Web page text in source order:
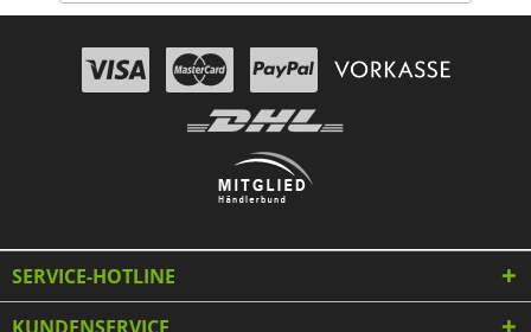
SERVICE-HOTLINE
KUNDENSERVICE